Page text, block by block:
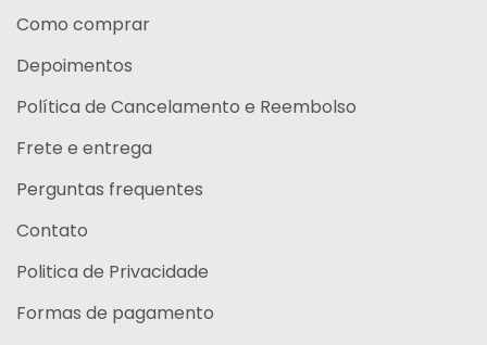
Como comprar
Depoimentos
Política de Cancelamento e Reembolso
Frete e entrega
Perguntas frequentes
Contato
Politica de Privacidade
Formas de pagamento